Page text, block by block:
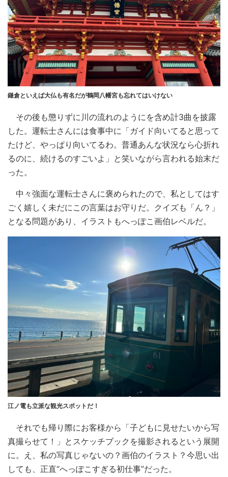
鎌倉といえば大仏も有名だが鶴岡八幡宮も忘れてはいけない
その後も懲りずに川の流れのようにを含め計3曲を披露
した。運転士さんには食事中に「ガイド向いてると思って
たけど、やっぱり向いてるわ。普通あんな状況なら心折れ
るのに、続けるのすごいよ」と笑いながら言われる始末だ
った。
中々強面な運転士さんに褒められたので、私としてはす
ごく嬉しく未だにこの言葉はお守りだ。クイズも「ん？」
となる問題があり、イラストもへっぽこ画伯レベルだ。
江ノ電も立派な観光スポットだ！
それでも帰り際にお客様から「子どもに見せたいから写
真撮らせて！」とスケッチブックを撮影されるという展開
に。え、私の写真じゃないの？画伯のイラスト？今思い出
しても、正直“へっぽこすぎる初仕事”だった。